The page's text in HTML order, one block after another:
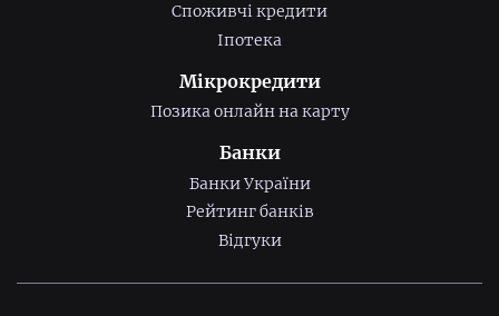
Споживчі кредити
Іпотека
Мікрокредити
Позика онлайн на карту
Банки
Банки України
Рейтинг банків
Відгуки